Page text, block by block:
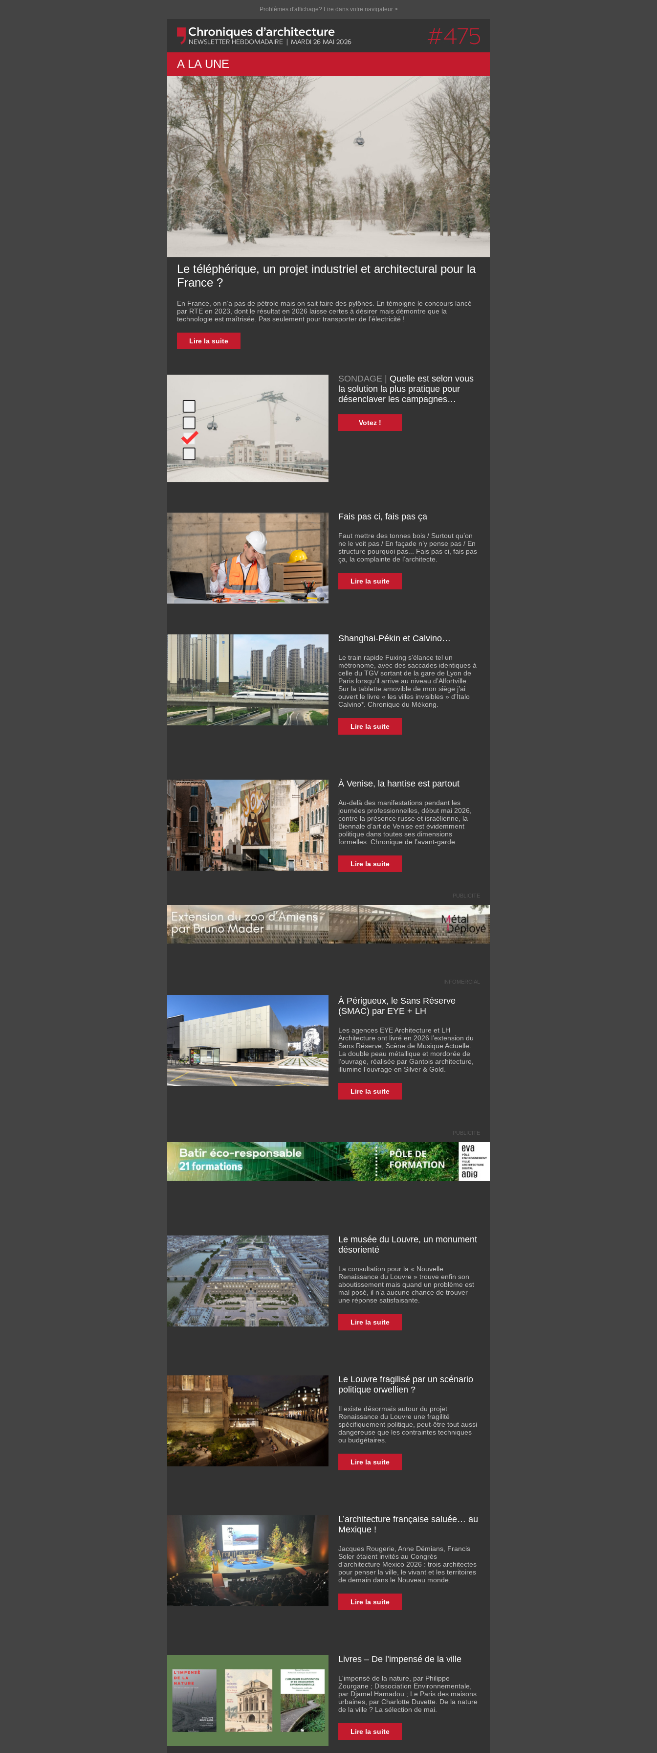
Problèmes d'affichage? Lire dans votre navigateur >
A LA UNE
Le téléphérique, un projet industriel et architectural pour la
France ?
En France, on n’a pas de pétrole mais on sait faire des pylônes. En témoigne le concours lancé
par RTE en 2023, dont le résultat en 2026 laisse certes à désirer mais démontre que la
technologie est maîtrisée. Pas seulement pour transporter de l’électricité !
Lire la suite
SONDAGE |
Quelle est selon vous
la solution la plus pratique pour
désenclaver les campagnes…
Votez !
Fais pas ci, fais pas ça
Faut mettre des tonnes bois / Surtout qu’on
ne le voit pas / En façade n’y pense pas / En
structure pourquoi pas... Fais pas ci, fais pas
ça, la complainte de l’architecte.
Lire la suite
Shanghai-Pékin et Calvino…
Le train rapide Fuxing s’élance tel un
métronome, avec des saccades identiques à
celle du TGV sortant de la gare de Lyon de
Paris lorsqu’il arrive au niveau d’Alfortville.
Sur la tablette amovible de mon siège j’ai
ouvert le livre « les villes invisibles » d’Italo
Calvino*. Chronique du Mékong.
Lire la suite
À Venise, la hantise est partout
Au-delà des manifestations pendant les
journées professionnelles, début mai 2026,
contre la présence russe et israélienne, la
Biennale d’art de Venise est évidemment
politique dans toutes ses dimensions
formelles. Chronique de l’avant-garde.
Lire la suite
PUBLICITE
INFOMERCIAL
À Périgueux, le Sans Réserve
(SMAC) par EYE + LH
Les agences EYE Architecture et LH
Architecture ont livré en 2026 l’extension du
Sans Réserve, Scène de Musique Actuelle.
La double peau métallique et mordorée de
l’ouvrage, réalisée par Gantois architecture,
illumine l’ouvrage en Silver & Gold.
Lire la suite
PUBLICITE
Le musée du Louvre, un monument
désorienté
La consultation pour la « Nouvelle
Renaissance du Louvre » trouve enfin son
aboutissement mais quand un problème est
mal posé, il n’a aucune chance de trouver
une réponse satisfaisante.
Lire la suite
Le Louvre fragilisé par un scénario
politique orwellien ?
Il existe désormais autour du projet
Renaissance du Louvre une fragilité
spécifiquement politique, peut-être tout aussi
dangereuse que les contraintes techniques
ou budgétaires.
Lire la suite
L’architecture française saluée… au
Mexique !
Jacques Rougerie, Anne Démians, Francis
Soler étaient invités au Congrès
d’architecture Mexico 2026 : trois architectes
pour penser la ville, le vivant et les territoires
de demain dans le Nouveau monde.
Lire la suite
Livres – De l’impensé de la ville
L'impensé de la nature, par Philippe
Zourgane ; Dissociation Environnementale,
par Djamel Hamadou ; Le Paris des maisons
urbaines, par Charlotte Duvette. De la nature
de la ville ? La sélection de mai.
Lire la suite